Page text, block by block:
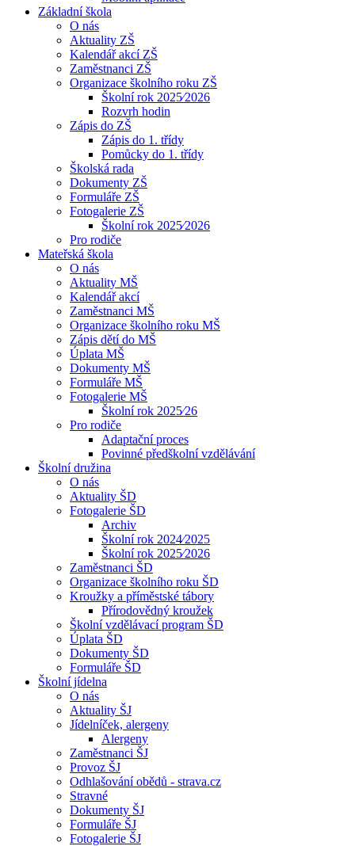
Základní škola
O nás
Aktuality ZŠ
Kalendář akcí ZŠ
Zaměstnanci ZŠ
Organizace školního roku ZŠ
Školní rok 2025⁄2026
Rozvrh hodin
Zápis do ZŠ
Zápis do 1. třídy
Pomůcky do 1. třídy
Školská rada
Dokumenty ZŠ
Formuláře ZŠ
Fotogalerie ZŠ
Školní rok 2025⁄2026
Pro rodiče
Mateřská škola
O nás
Aktuality MŠ
Kalendář akcí
Zaměstnanci MŠ
Organizace školního roku MŠ
Zápis dětí do MŠ
Úplata MŠ
Dokumenty MŠ
Formuláře MŠ
Fotogalerie MŠ
Školní rok 2025⁄26
Pro rodiče
Adaptační proces
Povinné předškolní vzdělávání
Školní družina
O nás
Aktuality ŠD
Fotogalerie ŠD
Archiv
Školní rok 2024⁄2025
Školní rok 2025⁄2026
Zaměstnanci ŠD
Organizace školního roku ŠD
Kroužky a příměstské tábory
Přírodovědný kroužek
Školní vzdělávací program ŠD
Úplata ŠD
Dokumenty ŠD
Formuláře ŠD
Školní jídelna
O nás
Aktuality ŠJ
Jídelníček, alergeny
Alergeny
Zaměstnanci ŠJ
Provoz ŠJ
Odhlašování obědů - strava.cz
Stravné
Dokumenty ŠJ
Formuláře ŠJ
Fotogalerie ŠJ